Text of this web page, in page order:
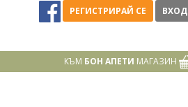
РЕГИСТРИРАЙ СЕ ВХОД
КЪМ БОН АПЕТИ МАГАЗИН